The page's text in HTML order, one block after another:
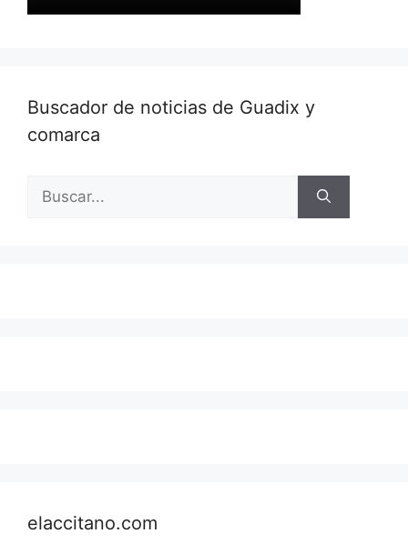
Buscador de noticias de Guadix y
comarca
Buscar:
elaccitano.com